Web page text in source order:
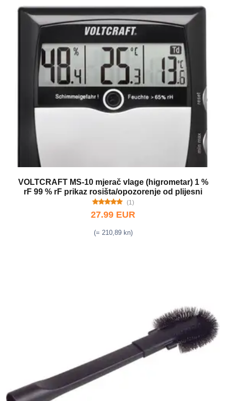
VOLTCRAFT MS-10 mjerač vlage (higrometar) 1 %
rF 99 % rF prikaz rosišta/opozorenje od plijesni
(1)
27.99 EUR
(= 210,89 kn)